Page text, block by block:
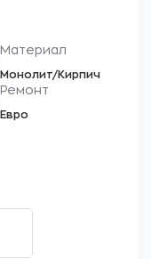
Материал
Монолит/Кирпич
Ремонт
Евро